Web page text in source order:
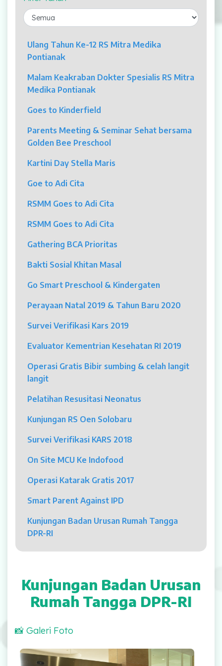
Laparaskopi
OCT
Eye Care
Multi Slice CT-Scan 128 Slices
Mamografi
Klinik Andrologi
Klinik Nyeri
Dokter
Jadwal Dokter
Sunday Clinic
Dokter Spesialis
Dokter Umum
Pelayanan
Rawat Jalan
Rawat Inap
Kamar Operasi
Rehabilitasi Medik
UGD
Laboratorium
Ulang Tahun Ke-12 RS Mitra Medika
Pontianak
Malam Keakraban Dokter Spesialis RS Mitra
Medika Pontianak
Goes to Kinderfield
Parents Meeting & Seminar Sehat bersama
Golden Bee Preschool
Kartini Day Stella Maris
Goe to Adi Cita
RSMM Goes to Adi Cita
RSMM Goes to Adi Cita
Gathering BCA Prioritas
Bakti Sosial Khitan Masal
Go Smart Preschool & Kindergaten
Perayaan Natal 2019 & Tahun Baru 2020
Survei Verifikasi Kars 2019
Evaluator Kementrian Kesehatan RI 2019
Operasi Gratis Bibir sumbing & celah langit
langit
Pelatihan Resusitasi Neonatus
Kunjungan RS Oen Solobaru
Survei Verifikasi KARS 2018
On Site MCU Ke Indofood
Operasi Katarak Gratis 2017
Smart Parent Against IPD
Kunjungan Badan Urusan Rumah Tangga
DPR-RI
Kunjungan Badan Urusan
Rumah Tangga DPR-RI
📸 Galeri Foto
Dalam rangka pengawasan Program Jaminan